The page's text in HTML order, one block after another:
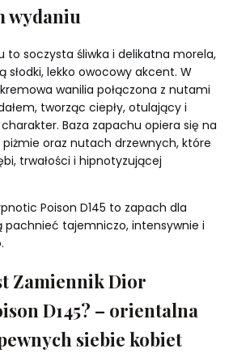
wydaniu
to soczysta śliwka i delikatna morela,
słodki, lekko owocowy akcent. W
wanilia połączona z nutami
tworząc ciepły, otulający i
Baza zapachu opiera się na
piżmie oraz nutach drzewnych, które
trwałości i hipnotyzującej
Poison D145 to zapach dla
pachnieć tajemniczo, intensywnie i
Zamiennik Dior
D145? – orientalna
siebie kobiet